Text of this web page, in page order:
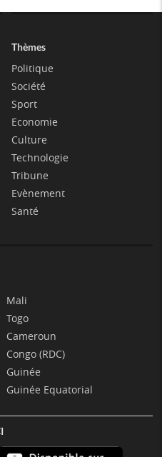
Thèmes
Politique
Société
Sport
Economie
Culture
Technologie
Tribune
Evènement
Santé
Mali
Togo
Cameroun
Congo (RDC)
Guinée
Guinée Equatorial